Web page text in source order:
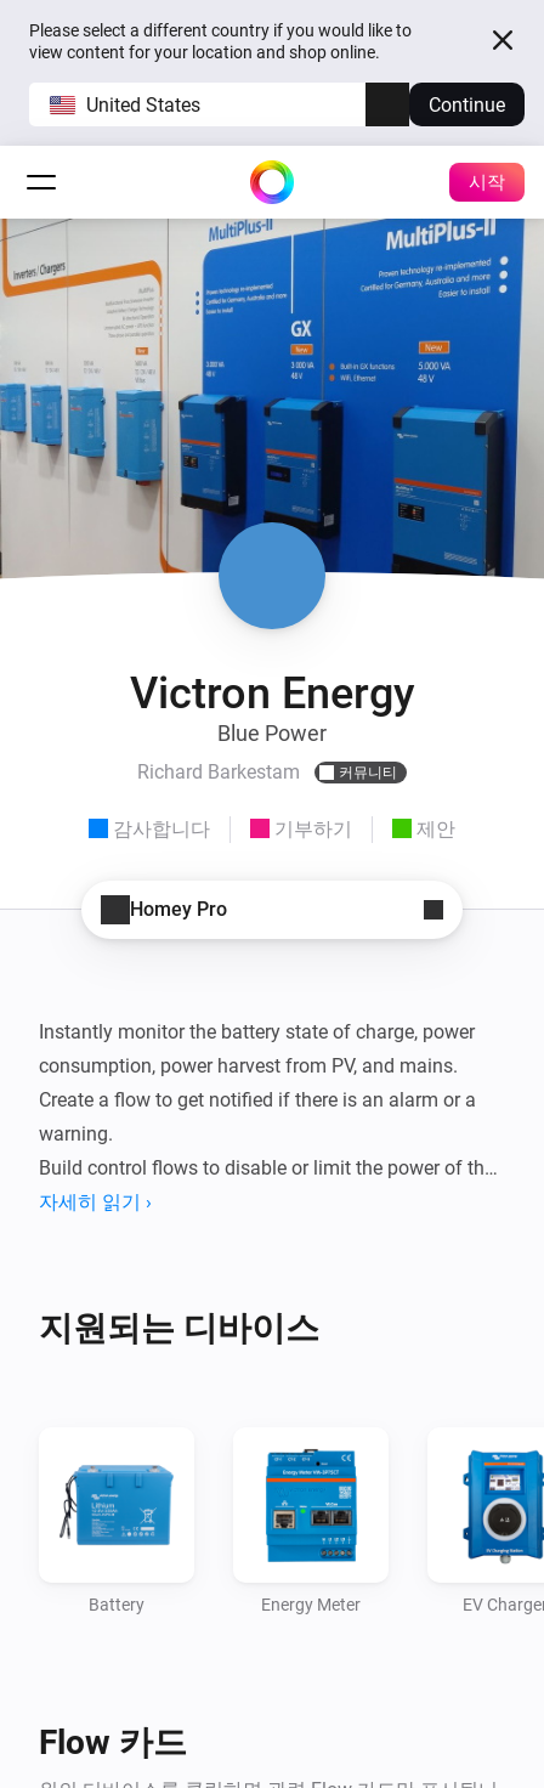
Please select a different country if you would like to
view content for your location and shop online.
United States Continue
시작
Victron Energy
Blue Power
Richard Barkestam 커뮤니티
감사합니다 기부하기 제안
Homey Pro
Instantly monitor the battery state of charge, power
consumption, power harvest from PV, and mains.
Create a flow to get notified if there is an alarm or a
warning.
Build control flows to disable or limit the power of the
inverter if a car is charging. Easily control the switch
자세히 읽기 ›
지원되는 디바이스
Battery Energy Meter EV
Flow 카드